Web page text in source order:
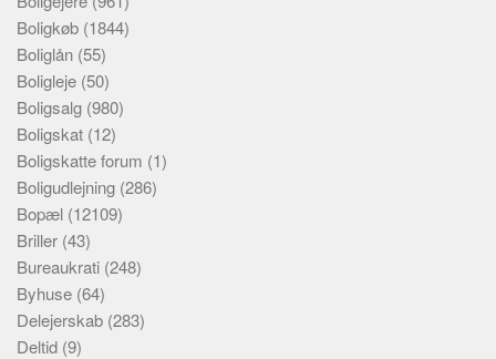
Boligkøb (1844)
Boliglån (55)
Boligleje (50)
Boligsalg (980)
Boligskat (12)
Boligskatte forum (1)
Boligudlejning (286)
Bopæl (12109)
Briller (43)
Bureaukrati (248)
Byhuse (64)
Delejerskab (283)
Deltid (9)